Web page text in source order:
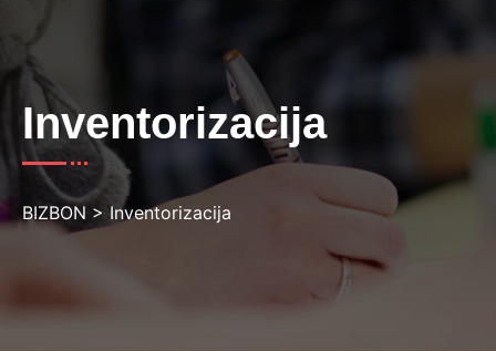
Inventorizacija
BIZBON > Inventorizacija